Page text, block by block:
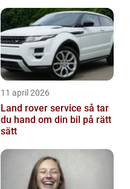
11 april 2026
Land rover service så tar
du hand om din bil på rätt
sätt